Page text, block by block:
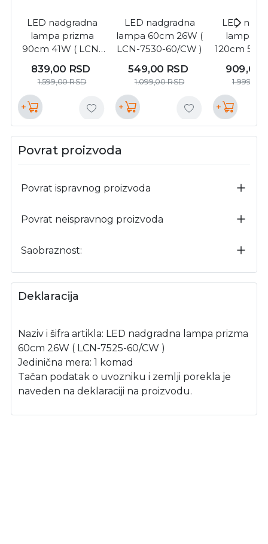
LED nadgradna
lampa prizma
90cm 41W ( LCN-
839,00 RSD
1.599,00RSD
+
LED nadgradna
lampa 60cm 26W (
LCN-7530-60/CW )
549,00 RSD
1.099,00RSD
+
LED
lampa
120cm
909,00
1.999,00
+
Povrat proizvoda
Povrat ispravnog proizvoda
Povrat neispravnog proizvoda
Saobraznost:
Deklaracija
Naziv i šifra artikla: LED nadgradna lampa prizma
60cm 26W ( LCN-7525-60/CW )
Jedinična mera: 1 komad
Tačan podatak o uvozniku i zemlji porekla je
naveden na deklaraciji na proizvodu.